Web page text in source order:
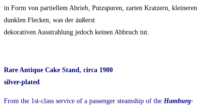
in Form von partiellem Abrieb, Putzspuren, zarten Kratzern, kleineren
dunklen Flecken, was der äußerst
dekorativen Ausstrahlung jedoch keinen Abbruch tut.
Rare Antique Cake Stand, circa 1900
silver-plated
From the 1st-class service of a passenger steamship of the Hamburg-